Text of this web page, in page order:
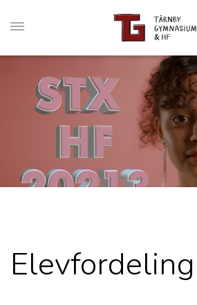
Elevfordeling